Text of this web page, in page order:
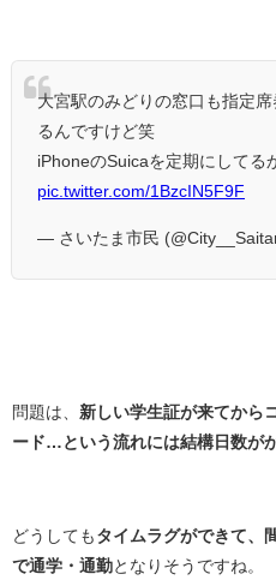
大宮駅のみどりの窓口も指定
るんですけど笑
iPhoneのSuicaを定期にしてる
pic.twitter.com/1BzcIN5F9F
— さいたま市民
問題は、 新しい学生証が来てか
ード…という流れには結構日数が
どうしても タイムラグができて、
で通学・通勤となりそうですね。